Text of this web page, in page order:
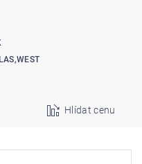
Hlídat cenu